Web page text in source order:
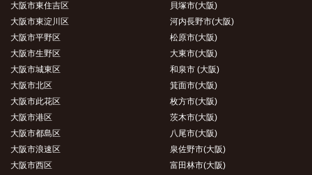
大阪市東住吉区
大阪市東淀川区
大阪市平野区
大阪市生野区
大阪市城東区
大阪市北区
大阪市此花区
大阪市港区
大阪市都島区
大阪市浪速区
大阪市西区
貝塚市(大阪)
河内長野市(大阪)
松原市(大阪)
大東市(大阪)
和泉市 (大阪)
箕面市(大阪)
枚方市(大阪)
茨木市(大阪)
八尾市(大阪)
泉佐野市(大阪)
富田林市(大阪)